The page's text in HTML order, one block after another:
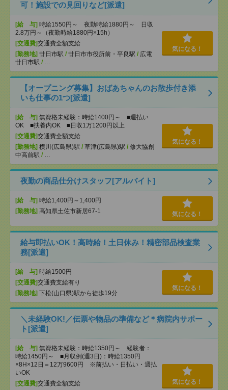
可！施設での見回りなど[派遣]
[給 与] 時給1550円～ 夜勤時給1880円～ 日収
2.8万円～（夜勤時給1880円×15h）
[交通費]交通費全額支給
[勤務地] 廿日市駅 / 廿日市市役所前・平良駅 / 広電
廿日市駅 / …
気になる！
【オープニング募集】おばあちゃんのお散歩付き添
いも仕事の1つ[派遣]
[給 与] 無資格未経験：時給1400円～ ■週払い
OK ■扶養内OK ■日収1万1200円以上
[交通費]交通費全額支給
[勤務地] 横川(広島県)駅 / 草津(広島県)駅 / 修大協創
中高前駅 / …
気になる！
夜勤の商品仕分けスタッフ[アルバイト]
[給 与] 時給1,400円～1,400円
[勤務地] 高知県土佐市新居67-1 気になる！
給与即払いOK！高時給！土日休み！精密部品検査業
務[派遣]
[給 与] 時給1500円
[交通費]交通費支給有り
[勤務地] 下松(山口県)駅から徒歩19分
気になる！
＼未経験OK!／伝票や物品の準備など＊病院内サポー
ト[派遣]
[給 与] 無資格未経験：時給1350円～ 経験者：
時給1450円～ ■月収例(週3日)：時給1350円
×8H×12日＝12万9600円 ※前払い・日払い・週払
いOK
[交通費]交通費全額支給
気になる！